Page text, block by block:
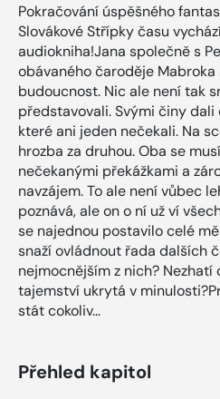
Pokračování úspěšného
Slovákové Střípky času
audiokniha!Jana společně s
obávaného čaroděje
budoucnost. Nic ale není tak
představovali. Svými činy
které ani jeden nečekali. Na
hrozba za druhou. Oba se
nečekanými překážkami a
navzájem. To ale není vůbec
poznává, ale on o ní už ví
se najednou postavilo celé
snaží ovládnout řada dalších
nejmocnějším z nich? Nezhatí
tajemství ukrytá v
stát cokoliv…
Přehled kapitol